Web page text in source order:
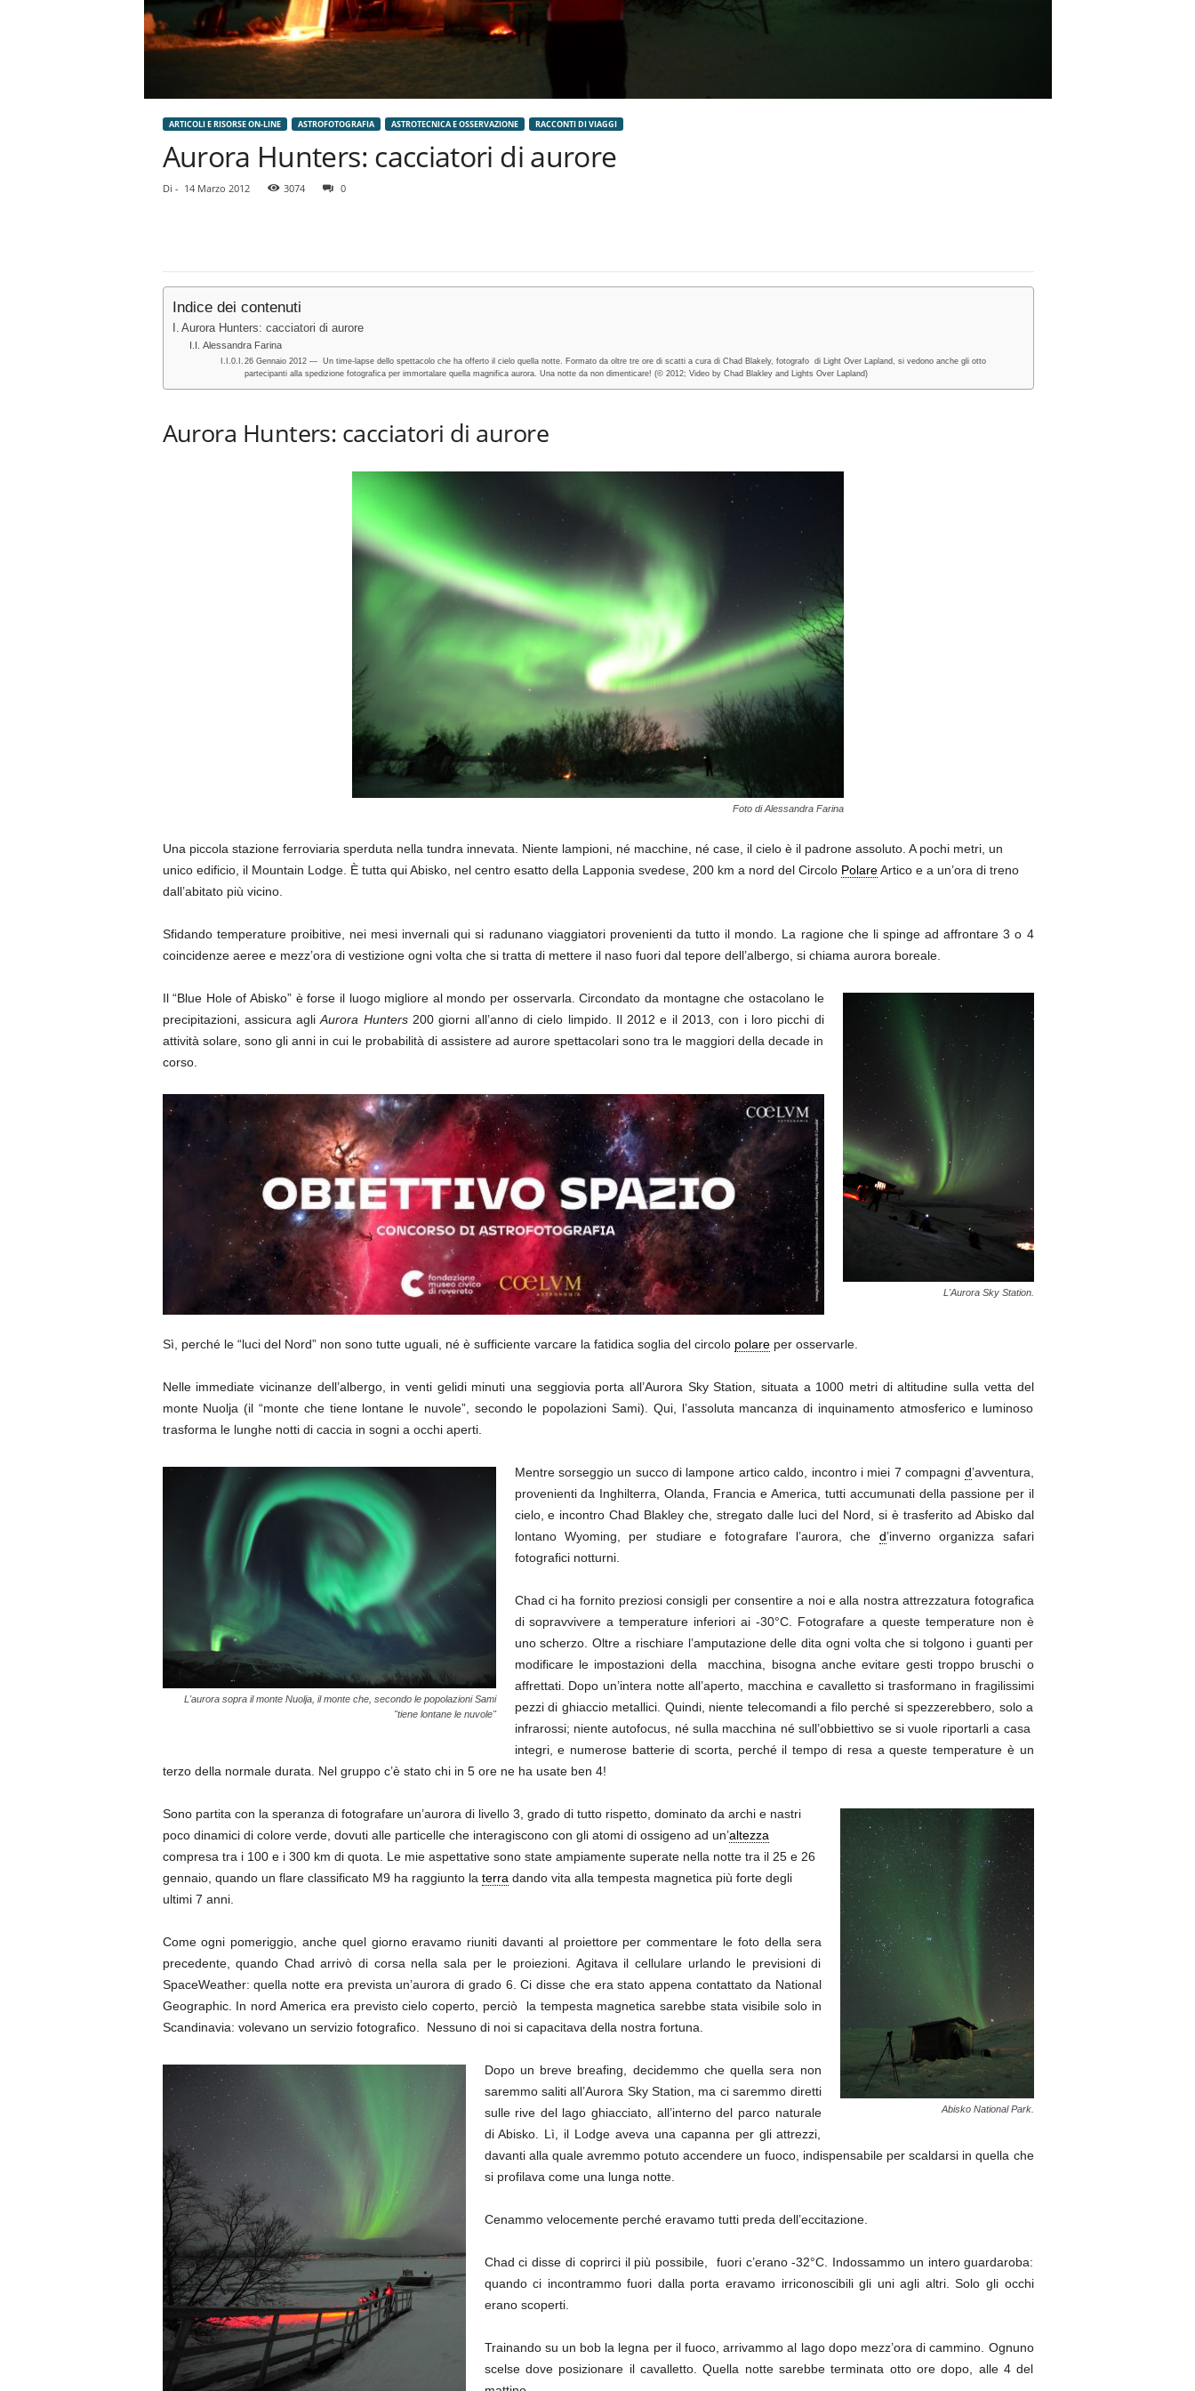
ARTICOLI E RISORSE ON-LINE ASTROFOTOGRAFIA ASTROTECNICA E OSSERVAZIONE RACCONTI DI VIAGGI
Aurora Hunters: cacciatori di aurore
Di - 14 Marzo 2012 3074 0
Indice dei contenuti
Aurora Hunters: cacciatori di aurore
Alessandra Farina
26 Gennaio 2012 — Un time-lapse dello spettacolo che ha offerto il cielo quella notte. Formato da oltre tre ore di scatti a cura di Chad Blakely, fotografo di Light Over Lapland, si vedono anche gli otto
partecipanti alla spedizione fotografica per immortalare quella magnifica aurora. Una notte da non dimenticare! (© 2012; Video by Chad Blakley and Lights Over Lapland)
Aurora Hunters: cacciatori di aurore
Foto di Alessandra Farina
Una piccola stazione ferroviaria sperduta nella tundra innevata. Niente lampioni, né macchine, né case, il cielo è il padrone assoluto. A pochi metri, un
unico edificio, il Mountain Lodge. È tutta qui Abisko, nel centro esatto della Lapponia svedese, 200 km a nord del Circolo PolareArtico e a un’ora di treno
dall’abitato più vicino.
Sfidando temperature proibitive, nei mesi invernali qui si radunano viaggiatori provenienti da tutto il mondo. La ragione che li spinge ad affrontare 3 o 4
coincidenze aeree e mezz’ora di vestizione ogni volta che si tratta di mettere il naso fuori dal tepore dell’albergo, si chiama aurora boreale.
L'Aurora Sky Station.
Il “Blue Hole of Abisko” è forse il luogo migliore al mondo per osservarla. Circondato da montagne che ostacolano le
precipitazioni, assicura agliAurora Hunters200 giorni all’anno di cielo limpido. Il 2012 e il 2013, con i loro picchi di
attività solare, sono gli anni in cui le probabilità di assistere ad aurore spettacolari sono tra le maggiori della decade in
corso.
Sì, perché le “luci del Nord” non sono tutte uguali, né è sufficiente varcare la fatidica soglia del circolo polareper osservarle.
Nelle immediate vicinanze dell’albergo, in venti gelidi minuti una seggiovia porta all’Aurora Sky Station, situata a 1000 metri di altitudine sulla vetta del
monte Nuolja (il “monte che tiene lontane le nuvole”, secondo le popolazioni Sami). Qui, l’assoluta mancanza di inquinamento atmosferico e luminoso
trasforma le lunghe notti di caccia in sogni a occhi aperti.
L'aurora sopra il monte Nuolja, il monte che, secondo le popolazioni Sami
"tiene lontane le nuvole"
Mentre sorseggio un succo di lampone artico caldo, incontro i miei 7 compagni d’avventura,
provenienti da Inghilterra, Olanda, Francia e America, tutti accumunati della passione per il
cielo, e incontro Chad Blakley che, stregato dalle luci del Nord, si è trasferito ad Abisko dal
lontano Wyoming, per studiare e fotografare l’aurora, che d’inverno organizza safari
fotografici notturni.
Chad ci ha fornito preziosi consigli per consentire a noi e alla nostra attrezzatura fotografica
di sopravvivere a temperature inferiori ai -30°C. Fotografare a queste temperature non è
uno scherzo. Oltre a rischiare l’amputazione delle dita ogni volta che si tolgono i guanti per
modificare le impostazioni della macchina, bisogna anche evitare gesti troppo bruschi o
affrettati. Dopo un’intera notte all’aperto, macchina e cavalletto si trasformano in fragilissimi
pezzi di ghiaccio metallici. Quindi, niente telecomandi a filo perché si spezzerebbero, solo a
infrarossi; niente autofocus, né sulla macchina né sull’obbiettivo se si vuole riportarli a casa
integri, e numerose batterie di scorta, perché il tempo di resa a queste temperature è un
terzo della normale durata. Nel gruppo c’è stato chi in 5 ore ne ha usate ben 4!
Abisko National Park.
Sono partita con la speranza di fotografare un’aurora di livello 3, grado di tutto rispetto, dominato da archi e nastri
poco dinamici di colore verde, dovuti alle particelle che interagiscono con gli atomi di ossigeno ad un’altezza
compresa tra i 100 e i 300 km di quota. Le mie aspettative sono state ampiamente superate nella notte tra il 25 e 26
gennaio, quando un flare classificato M9 ha raggiunto la terra dando vita alla tempesta magnetica più forte degli
ultimi 7 anni.
Come ogni pomeriggio, anche quel giorno eravamo riuniti davanti al proiettore per commentare le foto della sera
precedente, quando Chad arrivò di corsa nella sala per le proiezioni. Agitava il cellulare urlando le previsioni di
SpaceWeather: quella notte era prevista un’aurora di grado 6. Ci disse che era stato appena contattato da National
Geographic. In nord America era previsto cielo coperto, perciò la tempesta magnetica sarebbe stata visibile solo in
Scandinavia: volevano un servizio fotografico. Nessuno di noi si capacitava della nostra fortuna.
Dopo un breve breafing, decidemmo che quella sera non
saremmo saliti all’Aurora Sky Station, ma ci saremmo diretti
sulle rive del lago ghiacciato, all’interno del parco naturale
di Abisko. Lì, il Lodge aveva una capanna per gli attrezzi,
davanti alla quale avremmo potuto accendere un fuoco, indispensabile per scaldarsi in quella che
si profilava come una lunga notte.
Cenammo velocemente perché eravamo tutti preda dell’eccitazione.
Chad ci disse di coprirci il più possibile, fuori c’erano -32°C. Indossammo un intero guardaroba:
quando ci incontrammo fuori dalla porta eravamo irriconoscibili gli uni agli altri. Solo gli occhi
erano scoperti.
Trainando su un bob la legna per il fuoco, arrivammo al lago dopo mezz’ora di cammino. Ognuno
scelse dove posizionare il cavalletto. Quella notte sarebbe terminata otto ore dopo, alle 4 del